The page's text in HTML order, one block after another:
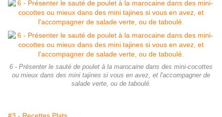
6 - Présenter le sauté de poulet à la marocaine dans des mini-cocottes
ou mieux dans des mini tajines si vous en avez, et l'accompagner de
salade verte, ou de taboulé.